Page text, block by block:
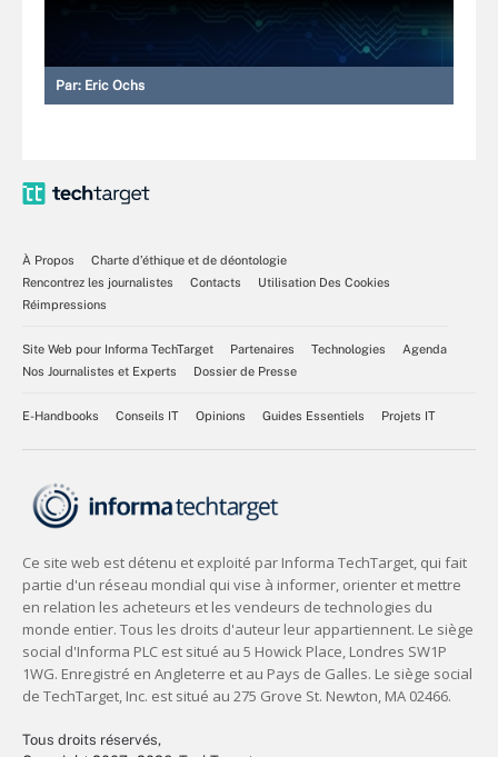
Par: Eric Ochs
À Propos
Charte d’éthique et de déontologie
Rencontrez les journalistes
Contacts
Utilisation Des Cookies
Réimpressions
Site Web pour Informa TechTarget Partenaires Technologies
Agenda
Nos Journalistes et Experts
Dossier de Presse
E-Handbooks Conseils IT Opinions Guides Essentiels Projets IT
Tous droits réservés,